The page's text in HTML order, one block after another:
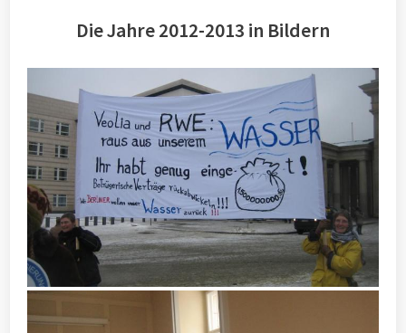
Die Jahre 2012-2013 in Bildern